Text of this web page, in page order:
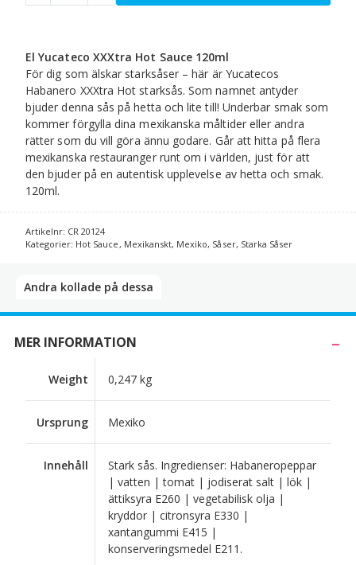
Sauce
120ml
mängd
El Yucateco XXXtra Hot Sauce 120ml
För dig som älskar starksåser – här är Yucatecos
Habanero XXXtra Hot starksås. Som namnet antyder
bjuder denna sås på hetta och lite till! Underbar smak som
kommer förgylla dina mexikanska måltider eller andra
rätter som du vill göra ännu godare. Går att hitta på flera
mexikanska restauranger runt om i världen, just för att
den bjuder på en autentisk upplevelse av hetta och smak.
120ml.
Artikelnr: CR 20124
Kategorier: Hot Sauce , Mexikanskt, Mexiko, Såser, Starka Såser
Andra kollade på dessa​
MER INFORMATION
Weight 0,247 kg
Ursprung Mexiko
Innehåll
Stark sås. Ingredienser: Habaneropeppar
| vatten | tomat | jodiserat salt | lök |
ättiksyra E260 | vegetabilisk olja |
kryddor | citronsyra E330 |
xantangummi E415 |
konserveringsmedel E211.